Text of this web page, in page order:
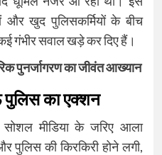
और खुद पुलिसकर्मियों के बीच
गंभीर सवाल खड़े कर दिए हैं।
पुनर्जागरण का जीवंत आख्यान
का एक्शन
सोशल मीडिया के जरिए आला
पुलिस की किरकिरी होने लगी,